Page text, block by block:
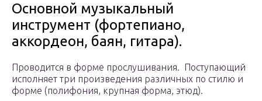
Основной музыкальный
инструмент (фортепиано,
аккордеон, баян, гитара).
Проводится в форме прослушивания. Поступающий
исполняет три произведения различных по стилю и
форме (полифония, крупная форма, этюд).